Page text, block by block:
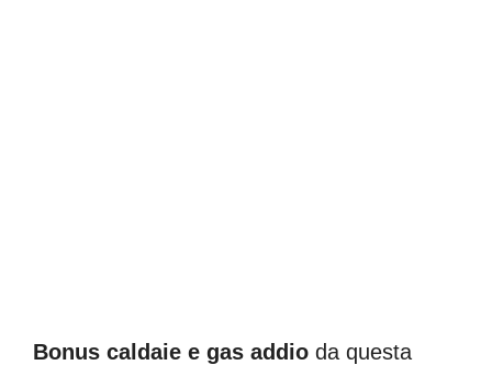
Bonus caldaie e gas addio da questa